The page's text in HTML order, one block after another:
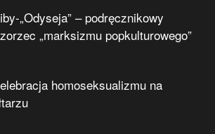
„Odyseja” – podręcznikowy
„marksizmu popkulturowego”
homoseksualizmu na